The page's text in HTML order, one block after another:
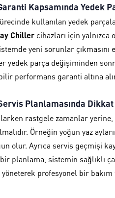
Kapsamında Yedek
kullanılan yedek
Chiller cihazları için
yeni sorunlar çıkmasını
yedek parça değişiminden
performans garanti altına
Planlamasında
rastgele zamanlar
Örneğin yoğun yaz
olur. Ayrıca servis geçmişi
planlama, sistemin sağlıklı
yöneterek profesyonel bir